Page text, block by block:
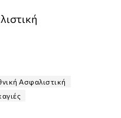
Ασφαλιστική